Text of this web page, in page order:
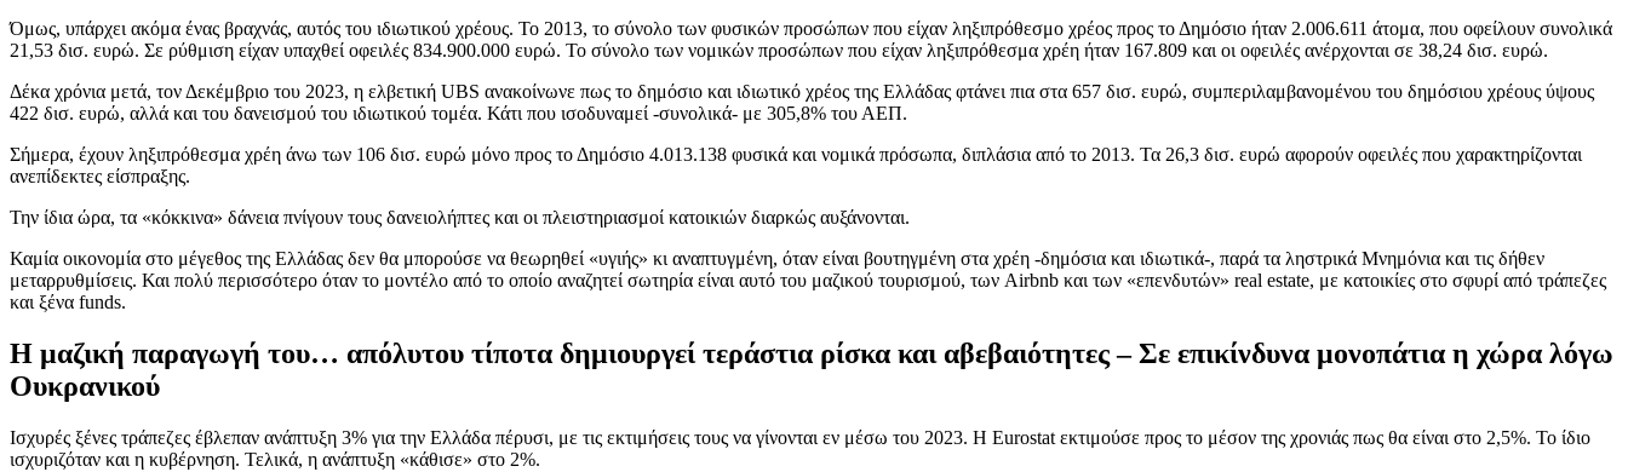
Όμως, υπάρχει ακόμα ένας βραχνάς, αυτός του ιδιωτικού χρέους. Το 2013, το σύνολο των φυσικών προσώπων που είχαν ληξιπρόθεσμο χρέος προς το Δημόσιο ήταν 2.006.611 άτομα, που οφείλουν συνολικά
21,53 δισ. ευρώ. Σε ρύθμιση είχαν υπαχθεί οφειλές 834.900.000 ευρώ. Το σύνολο των νομικών προσώπων που είχαν ληξιπρόθεσμα χρέη ήταν 167.809 και οι οφειλές ανέρχονται σε 38,24 δισ. ευρώ.
Δέκα χρόνια μετά, τον Δεκέμβριο του 2023, η ελβετική UBS ανακοίνωνε πως το δημόσιο και ιδιωτικό χρέος της Ελλάδας φτάνει πια στα 657 δισ. ευρώ, συμπεριλαμβανομένου του δημόσιου χρέους ύψους
422 δισ. ευρώ, αλλά και του δανεισμού του ιδιωτικού τομέα. Κάτι που ισοδυναμεί -συνολικά- με 305,8% του ΑΕΠ.
Σήμερα, έχουν ληξιπρόθεσμα χρέη άνω των 106 δισ. ευρώ μόνο προς το Δημόσιο 4.013.138 φυσικά και νομικά πρόσωπα, διπλάσια από το 2013. Τα 26,3 δισ. ευρώ αφορούν οφειλές που χαρακτηρίζονται
ανεπίδεκτες είσπραξης.
Την ίδια ώρα, τα «κόκκινα» δάνεια πνίγουν τους δανειολήπτες και οι πλειστηριασμοί κατοικιών διαρκώς αυξάνονται.
Καμία οικονομία στο μέγεθος της Ελλάδας δεν θα μπορούσε να θεωρηθεί «υγιής» κι αναπτυγμένη, όταν είναι βουτηγμένη στα χρέη -δημόσια και ιδιωτικά-, παρά τα ληστρικά Μνημόνια και τις δήθεν
μεταρρυθμίσεις. Και πολύ περισσότερο όταν το μοντέλο από το οποίο αναζητεί σωτηρία είναι αυτό του μαζικού τουρισμού, των Airbnb και των «επενδυτών» real estate, με κατοικίες στο σφυρί από τράπεζες
και ξένα funds.
Η μαζική παραγωγή του… απόλυτου τίποτα δημιουργεί τεράστια ρίσκα και αβεβαιότητες–Σε επικίνδυνα μονοπάτια η χώρα λόγω
Ουκρανικού
Ισχυρές ξένες τράπεζες έβλεπαν ανάπτυξη 3% για την Ελλάδα πέρυσι, με τις εκτιμήσεις τους να γίνονται εν μέσω του 2023. Η Eurostat εκτιμούσε προς το μέσον της χρονιάς πως θα είναι στο 2,5%. Το ίδιο
ισχυριζόταν και η κυβέρνηση. Τελικά, η ανάπτυξη «κάθισε» στο 2%.